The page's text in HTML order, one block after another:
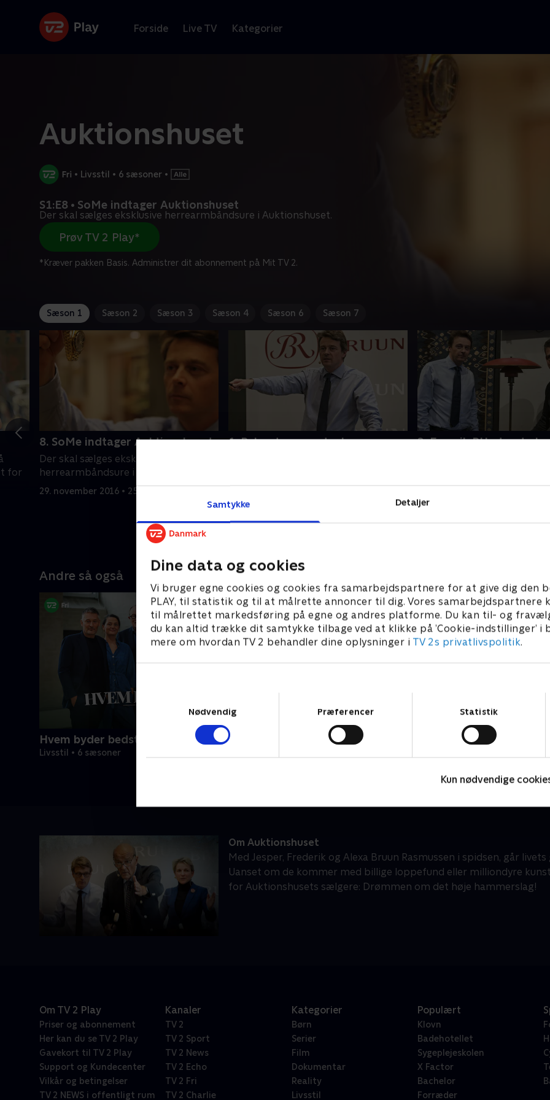
Samtykke Detaljer
Dine data og cookies
Vi bruger egne cookies og cookies fra samarbejdspartnere for at give dig den
PLAY, til statistik og til at målrette annoncer til dig. Vores samarbejdspartnere
til målrettet markedsføring på egne og andres platforme. Du kan til- og
du kan altid trække dit samtykke tilbage ved at klikke på ’Cookie-indstillinger’ i
mere om hvordan TV 2 behandler dine oplysninger i TV 2s privatlivspolitik.
Nødvendig
Præferencer Statistik
Kun nødvendige
Forside Live TV Kategorier
Auktionshuset
• Livsstil • 6 sæsoner •
S1:E8 • SoMe indtager Auktionshuset
Der skal sælges eksklusive herrearmbåndsure i Auktionshuset.
Prøv TV 2 Play*
*Kræver pakken Basis. Administrer dit abonnement på Mit TV 2.
Sæson 1 Sæson 2 Sæson 3 Sæson 4 Sæson 6 Sæson 7
for
8. SoMe indtager Auktionshuset
Der skal sælges eksklusive
herrearmbåndsure i Auktionshuset.
29. november 2016 • 25 min
1. Rekordvase under hammeren
Vasen er vurderet til 300.000 kr., men
interessen fra kinesiske bydere har
været enorm. Det har fået Bruun
Rasmussen til at forvente en tårnhøj
nuværende rekord for dyreste stykke
millioner kroner. I Bruun Rasmussens
Aarhus-afdeling får ekspert Peter
Tholstrup sig noget af en
overraskelse, da han kommer ud til
vurdering af en Flaglinestol af Hans J.
6. september 2017 • 26 min
2. En unik PH-
hammeren.
Andre så også
Hvem byder bedst?
Livsstil • 6 sæsoner
Loppe Deluxe
Om Auktionshuset
Med Jesper, Frederik og Alexa Bruun Rasmussen i spidsen, går
Uanset om de kommer med billige loppefund eller milliondyre
for Auktionshusets sælgere: Drømmen om det høje hammerslag!
Om TV 2 Play
Priser og abonnement
Her kan du se TV 2 Play
Gavekort til TV 2 Play
Support og Kundecenter
Vilkår og betingelser
TV 2 NEWS i offentligt rum
Kanaler
TV 2
TV 2 Sport
TV 2 News
TV 2 Echo
TV 2 Fri
TV 2 Charlie
Kategorier
Børn
Serier
Film
Dokumentar
Reality
Livsstil
Populært
Klovn
Badehotellet
Sygeplejeskolen
X Factor
Bachelor
Forræder